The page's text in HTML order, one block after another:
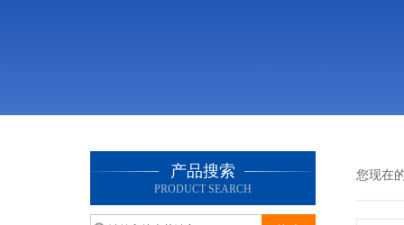
产品搜索
PRODUCT SEARCH
您现在